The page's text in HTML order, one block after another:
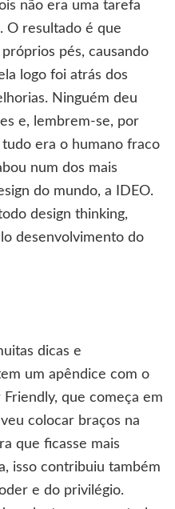
não era uma tarefa
O resultado é que
pés, causando
logo foi atrás dos
Ninguém deu
e, lembrem-se, por
era o humano fraco
num dos mais
do mundo, a IDEO.
design thinking,
desenvolvimento do
dicas e
um apêndice com o
que começa em
colocar braços na
que ficasse mais
isso contribuiu também
e do privilégio.